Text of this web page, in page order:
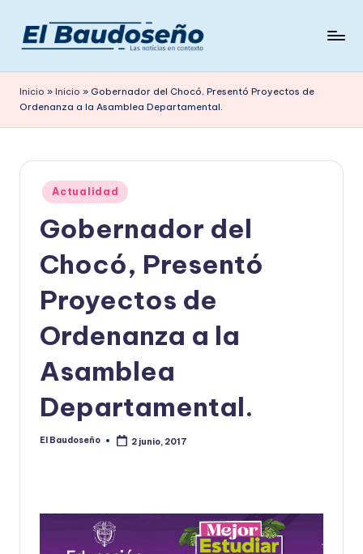
Saltar
contenido
e
ri
d
en
Inicio » Inicio » Gobernador del Chocó, Presentó Proyectos de
Ordenanza a la Asamblea Departamental.
Publicado
en
Actualidad
Gobernador del
Chocó, Presentó
Proyectos de
Ordenanza a la
Asamblea
Departamental.
Publicado
El Baudoseño 2 junio, 2017